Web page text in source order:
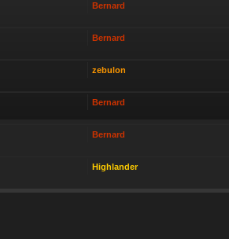
Bernard
Bernard
zebulon
Bernard
Bernard
Highlander